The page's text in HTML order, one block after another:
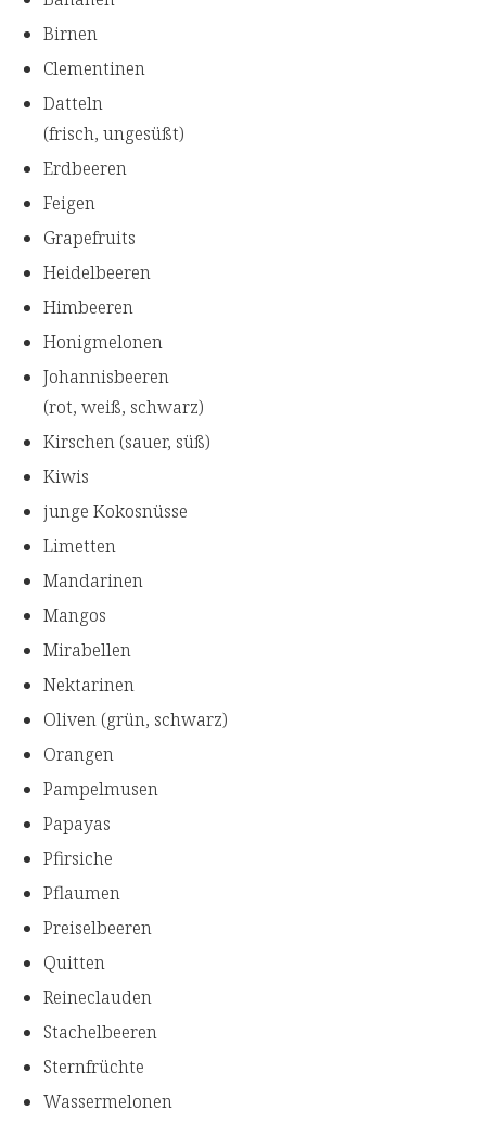
Birnen
Clementinen
Datteln
(frisch, ungesüßt)
Erdbeeren
Feigen
Grapefruits
Heidelbeeren
Himbeeren
Honigmelonen
Johannisbeeren
(rot, weiß, schwarz)
Kirschen (sauer, süß)
Kiwis
junge Kokosnüsse
Limetten
Mandarinen
Mangos
Mirabellen
Nektarinen
Oliven (grün, schwarz)
Orangen
Pampelmusen
Papayas
Pfirsiche
Pflaumen
Preiselbeeren
Quitten
Reineclauden
Stachelbeeren
Sternfrüchte
Wassermelonen